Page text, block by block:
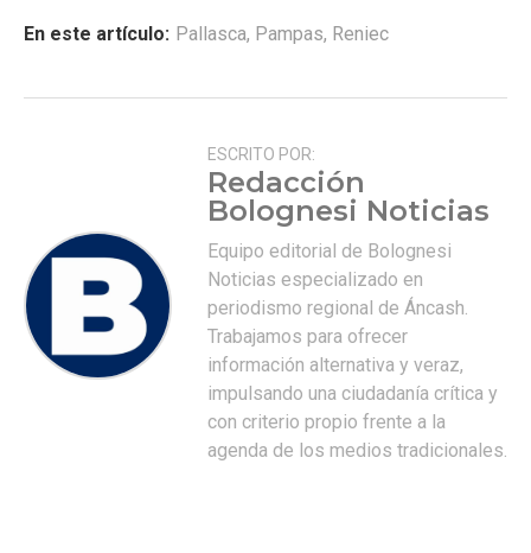
En este artículo: Pallasca, Pampas, Reniec
ESCRITO POR:
Redacción
Bolognesi Noticias
Equipo editorial de Bolognesi
Noticias especializado en
periodismo regional de Áncash.
Trabajamos para ofrecer
información alternativa y veraz,
impulsando una ciudadanía crítica y
con criterio propio frente a la
agenda de los medios tradicionales.